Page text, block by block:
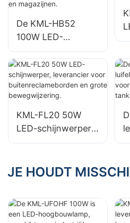
De KML-HB52
100W LED-
hoogbouwlamp is
een leverancier
voor binnenruimtes
zoals industriële
en magazijnen.
KML-FL20 50W
LED-schijnwerper,
leverancier voor
en en grote
JE HOUDT